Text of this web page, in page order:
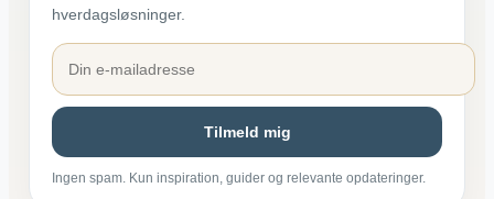
hverdagsløsninger.
Tilmeld mig
Ingen spam. Kun inspiration, guider og relevante opdateringer.